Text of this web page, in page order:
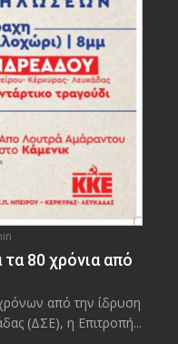
80 χρόνια από
από την ίδρυση
(ΔΣΕ), η Επιτροπή...